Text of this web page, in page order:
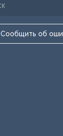
Сообщить об